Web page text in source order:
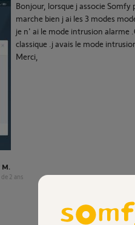
Bonjour, lorsque j associe
marche bien j ai les 3 modes
je n' ai le mode intrusion alarme
classique .j avais le mode
Merci,
M.
de 2 ans